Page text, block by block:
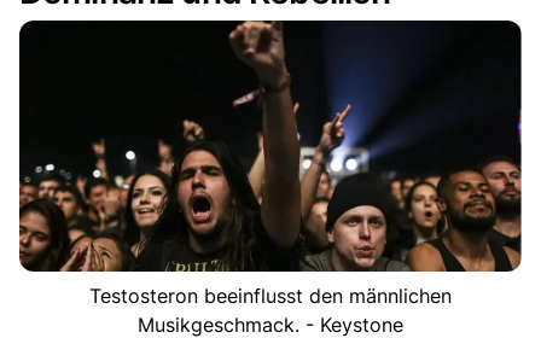
Testosteron beeinflusst den männlichen
Musikgeschmack. - Keystone